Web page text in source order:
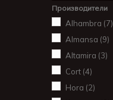
Производители
Alhambra (7)
Almansa (9)
Altamira (3)
Cort (4)
Hora (2)